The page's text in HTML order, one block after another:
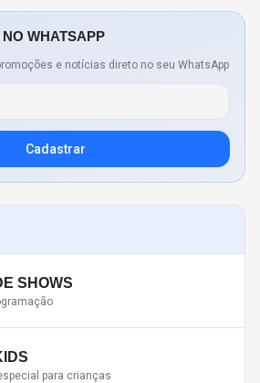
WHATSAPP
e notícias direto no seu WhatsApp
Cadastrar
SHOWS
para crianças